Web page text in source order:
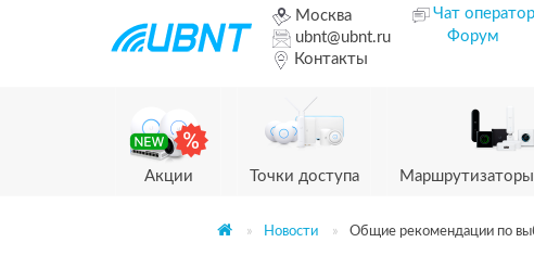
Москва
ubnt@ubnt.ru
Контакты
Чат оператор
Форум
Акции Точки доступа
Новости Общие рекомендации по